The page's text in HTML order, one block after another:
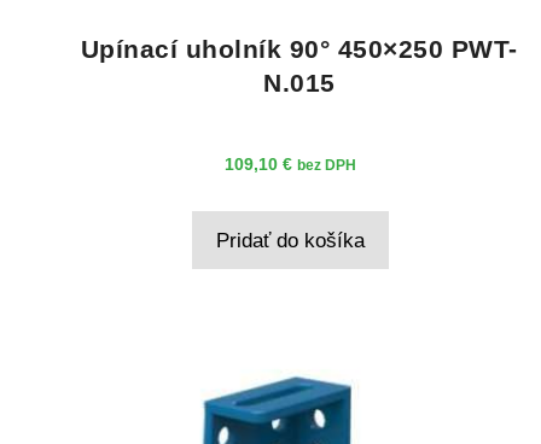
Upínací uholník 90° 450×250 PWT-
N.015
109,10 € bez DPH
Pridať do košíka